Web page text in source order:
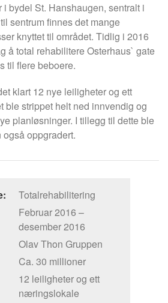
i bydel St. Hanshaugen, sentralt i
sentrum finnes det mange
knyttet til området. Tidlig i 2016
å total rehabilitere Osterhaus` gate
til flere beboere.
klart 12 nye leiligheter og ett
strippet helt ned innvendig og
planløsninger. I tillegg til dette ble
oppgradert.
Totalrehabilitering
Februar 2016 –
desember 2016
Olav Thon Gruppen
Ca. 30 millioner
12 leiligheter og ett
næringslokale